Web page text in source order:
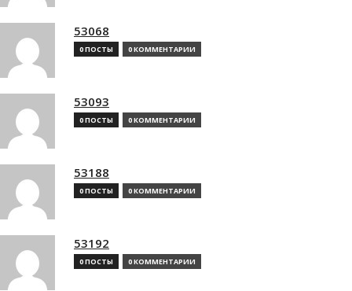
53068
0 ПОСТЫ 0 КОММЕНТАРИИ
53093
0 ПОСТЫ 0 КОММЕНТАРИИ
53188
0 ПОСТЫ 0 КОММЕНТАРИИ
53192
0 ПОСТЫ 0 КОММЕНТАРИИ